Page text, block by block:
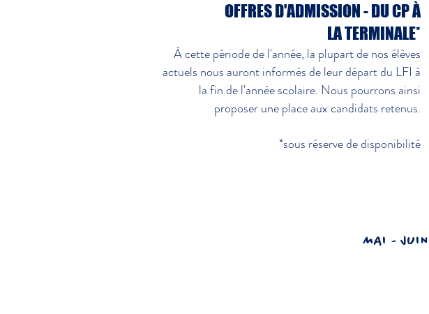
OFFRES D'ADMISSION - DU CP À
LA TERMINALE*
À cette période de l'année, la plupart de nos élèves
actuels nous auront informés de leur départ du LFI à
la fin de l'année scolaire. Nous pourrons ainsi
proposer une place aux candidats retenus.
*sous réserve de disponibilité
MAI - JUIN